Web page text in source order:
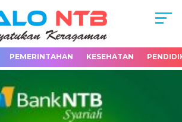
PEMERINTAHAN KESEHATAN